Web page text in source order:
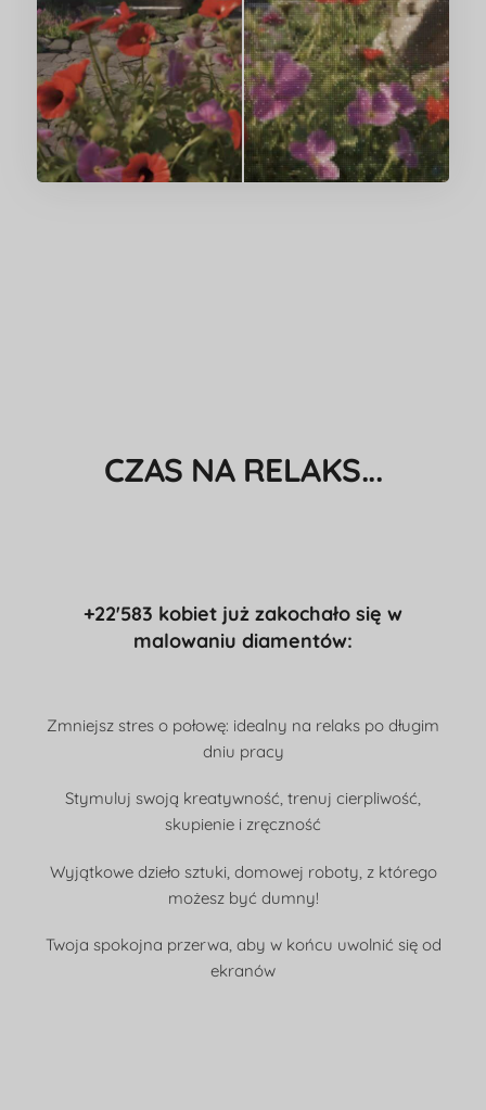
CZAS NA RELAKS...
+22'583 kobiet już zakochało się w
malowaniu diamentów:
Zmniejsz stres o połowę: idealny na relaks po długim
dniu pracy
Stymuluj swoją kreatywność, trenuj cierpliwość,
skupienie i zręczność
Wyjątkowe dzieło sztuki, domowej roboty, z którego
możesz być dumny!
Twoja spokojna przerwa, aby w końcu uwolnić się od
ekranów